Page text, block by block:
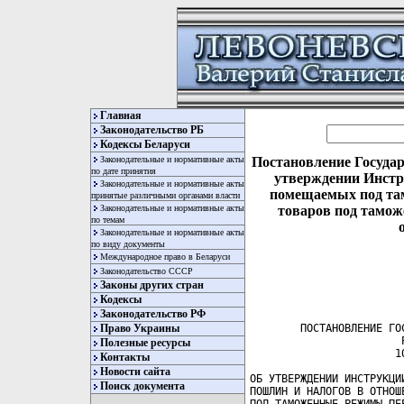
Главная
Законодательство РБ
Кодексы Беларуси
Законодательные и нормативные акты
по дате принятия
Законодательные и нормативные акты
принятые различными органами власти
Законодательные и нормативные акты
по темам
Законодательные и нормативные акты
по виду документы
Международное право в Беларуси
Законодательство СССР
Законы других стран
Кодексы
Законодательство РФ
Право Украины
Полезные ресурсы
Контакты
Новости сайта
Поиск документа
Постановление
утверждении
помещаемых под
товаров под
ПОСТАНОВЛЕНИЕ ГОСУДАРСТВЕННОГО ТАМОЖЕННОГО КОМИТЕТА
                        РЕСПУБЛИКИ БЕЛАРУСЬ
                       10 апреля 2003 г. № 30

ОБ УТВЕРЖДЕНИИ ИНСТРУКЦИИ О ПОРЯДКЕ ВЗИМАНИЯ ТАМОЖЕННЫХ
ПОШЛИН И НАЛОГОВ В ОТНОШЕНИИ ТОВАРОВ, ПОМЕЩАЕМЫХ
ПОД ТАМОЖЕННЫЕ РЕЖИМЫ ПЕРЕРАБОТКИ ТОВАРОВ НА ТАМОЖЕННОЙ
ТЕРРИТОРИИ, ПЕРЕРАБОТКИ ТОВАРОВ ПОД ТАМОЖЕННЫМ КОНТРОЛЕМ
И ПЕРЕРАБОТКИ ТОВАРОВ ВНЕ ТАМОЖЕННОЙ ТЕРРИТОРИИ, А ТАКЖЕ
В ОТНОШЕНИИ ТОВАРОВ, ПОЛУЧАЕМЫХ В РЕЗУЛЬТАТЕ ИХ ПЕРЕРАБОТКИ
         --------------------------------------------------------+++
         Утратило силу  постановлением  Государственного таможенного
         комитета от 30 декабря 2006 г.  № 132  (зарегистрировано  в
         Национальном   реестре   -  №  8/15661  от  09.01.2007  г.)
           

     На  основании  глав  9,  10,  13,  19  и 20 Таможенного кодекса
Республики  Беларусь  Государственный  таможенный комитет Республики
Беларусь постановляет:
     1. Утвердить    прилагаемую   Инструкцию  о  порядке   взимания
таможенных  пошлин  и  налогов  в  отношении товаров, помещаемых под
таможенные  режимы  переработки  товаров  на  таможенной территории,
переработки  товаров  под таможенным контролем и переработки товаров
вне таможенной территории, а также в отношении товаров, получаемых в
результате их переработки.
     2. Минской  центральной таможне (Пашкевич И.В.) в месячный срок
внести необходимые изменения в программные средства и обеспечить ими
таможни.
     3. Начальникам    таможен    довести    содержание   настоящего
постановления до личного состава таможен.
     4. Договорно-правовому  управлению  (Негоцкая  Е.Л.) обеспечить
информирование    таможен  о  дате  вступления  в  силу   настоящего
постановления.
     5. Настоящее  постановление  вступает  в силу через месяц после
его  официального опубликования, за исключением пунктов 2-6, которые
вступают  в  силу  с  момента  включения  настоящего постановления в
Национальный реестр правовых актов Республики Беларусь.
     6. Контроль  за  исполнением настоящего постановления возложить
на  заместителя  Председателя  Государственного таможенного комитета
Республики Беларусь Гринева Н.Т.

Председатель                                          А.Ф.ШПИЛЕВСКИЙ

                                                УТВЕРЖДЕНО
                                                Постановление
                                                Государственного
                                                таможенного комитета
                                                Республики Беларусь
                                                10.04.2003 № 30

                             ИНСТРУКЦИЯ
           о порядке взимания таможенных пошлин и налогов
 в отношении товаров, помещаемых под таможенные режимы переработки
       товаров на таможенной территории, переработки товаров
   под таможенным контролем и переработки товаров вне таможенной
  территории, а также в отношении товаров, получаемых в результате
                           их переработки

                              Глава 1
                          ОБЩИЕ ПОЛОЖЕНИЯ

     1. Настоящая  Инструкция  разработана  на основании глав 9, 10,
13,  19  и  20  Таможенного кодекса Республики Беларусь и определяет
порядок  взимания таможенных пошлин, акцизов и налога на добавленную
стоимость (далее - таможенные пошлины и налоги) в отношении товаров,
помещаемых  под  таможенные режимы переработки товаров на таможенной
территории,    переработки   товаров  под  таможенным  контролем   и
переработки  товаров  вне таможенной территории, а также в отношении
товаров, получаемых в результате их переработки.
     2. Понятия,    используемые   в  настоящей  Инструкции,   имеют
следующие значения:
     плательщик  - лицо, ответственное за уплату таможенных пошлин и
налогов (декларант);
     значения    понятий    "товары   для  переработки",   "продукты
переработки",  "отходы  производства",  "производственные   потери",
"остатки"    определены  пунктом  2  Положения  о  порядке